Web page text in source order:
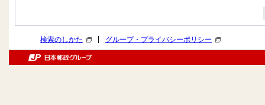
検索のしかた グループ・プライバシーポリシー